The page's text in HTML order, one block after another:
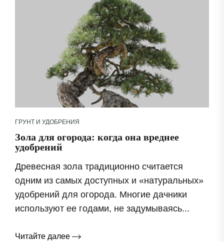
ГРУНТ И УДОБРЕНИЯ
Зола для огорода: когда она вреднее
удобрений
Древесная зола традиционно считается
одним из самых доступных и «натуральных»
удобрений для огорода. Многие дачники
используют ее годами, не задумываясь...
Читайте далее